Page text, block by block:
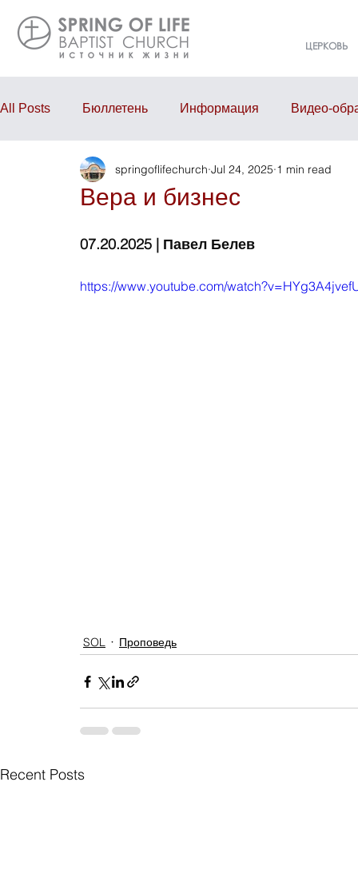
ЦЕРКОВЬ
All Posts Бюллетень Информация Видео-
Проповедь Годовой отчёт События
Вера и бизнес
springoflifechurch Jul 24, 2025 1 min read
07.20.2025 | Павел Белев
https://www.youtube.com/
SOL Проповедь
Recent Posts